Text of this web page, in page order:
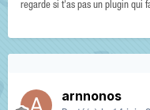
regarde si t'as pas un plugin qui
arnnonos